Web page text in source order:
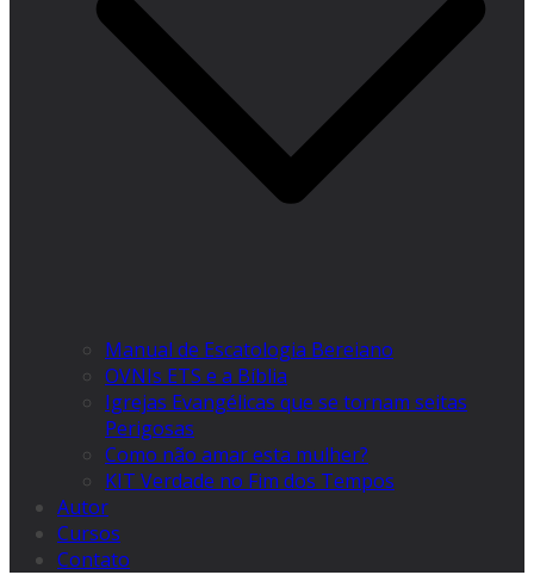
Manual de Escatologia Bereiano
OVNIs ETS e a Bíblia
Igrejas Evangélicas que se tornam seitas
Perigosas
Como não amar esta mulher?
KIT Verdade no Fim dos Tempos
Autor
Cursos
Contato